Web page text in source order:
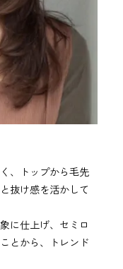
、トップから毛先
抜け感を活かして
に仕上げ、セミロ
とから、トレンド